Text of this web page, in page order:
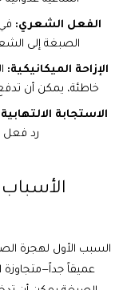
الفعل الشعري:
الصبغة إلى
الإزاحة الميكانيكية:
خاطئة، يمكن أن
الاستجابة
رد فعل
السبب الأول لهجرة
عميقاً جداً—متجاوزة